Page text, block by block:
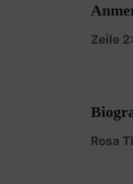
Zeile 2:
Rosa